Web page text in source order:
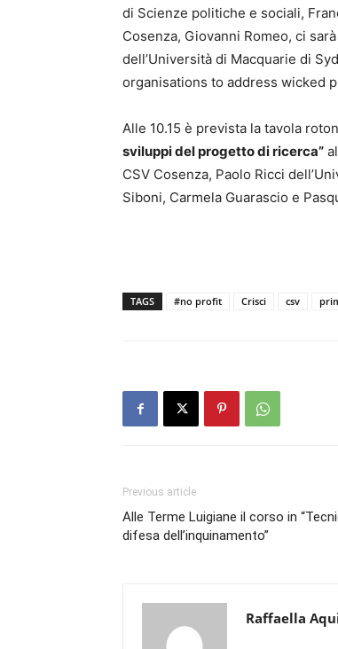
di Scienze politiche e sociali,
Cosenza, Giovanni Romeo, ci
dell’Università di Macquarie di
organisations to address wicked
Alle 10.15 è prevista la tavola
sviluppi del progetto di ricerca”
CSV Cosenza, Paolo Ricci
Siboni, Carmela Guarascio e
TAGS #no profit Crisci csv
Previous article
Alle Terme Luigiane il corso in
difesa dell’inquinamento”
Raffaella